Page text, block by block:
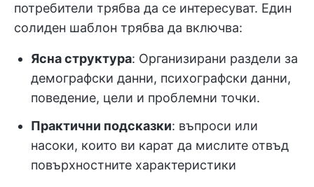
потребители трябва да се интересуват. Един
солиден шаблон трябва да включва:
Ясна структура: Организирани раздели за
демографски данни, психографски данни,
поведение, цели и проблемни точки.
Практични подсказки: въпроси или
насоки, които ви карат да мислите отвъд
повърхностните характеристики